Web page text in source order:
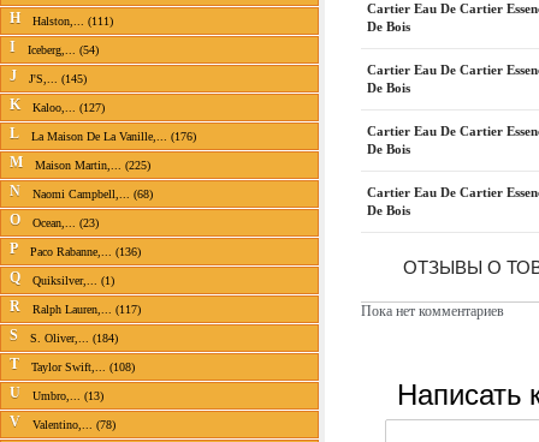
H Halston,... (111)
I Iceberg,... (54)
J J'S,... (145)
K Kaloo,... (127)
L La Maison De La Vanille,... (176)
M Maison Martin,... (225)
N Naomi Campbell,... (68)
O Ocean,... (23)
P Paco Rabanne,... (136)
Q Quiksilver,... (1)
R Ralph Lauren,... (117)
S S. Oliver,... (184)
T Taylor Swift,... (108)
U Umbro,... (13)
V Valentino,... (78)
Cartier Eau De Cartier
De Bois
Cartier Eau De Cartier
De Bois
Cartier Eau De Cartier
De Bois
Cartier Eau De Cartier
De Bois
ОТЗЫВЫ О
Пока нет комментариев
Написать